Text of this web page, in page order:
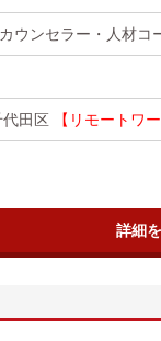
ウンセラー・人材コ
田区 【リモートワー
詳細